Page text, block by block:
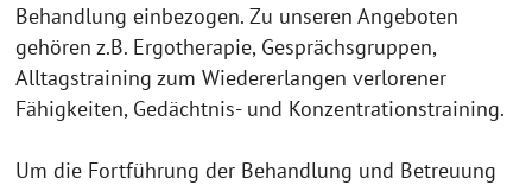
Behandlung einbezogen. Zu unseren Angeboten
gehören z.B. Ergotherapie, Gesprächsgruppen,
Alltagstraining zum Wiedererlangen verlorener
Fähigkeiten, Gedächtnis- und Konzentrationstraining.
Um die Fortführung der Behandlung und Betreuung